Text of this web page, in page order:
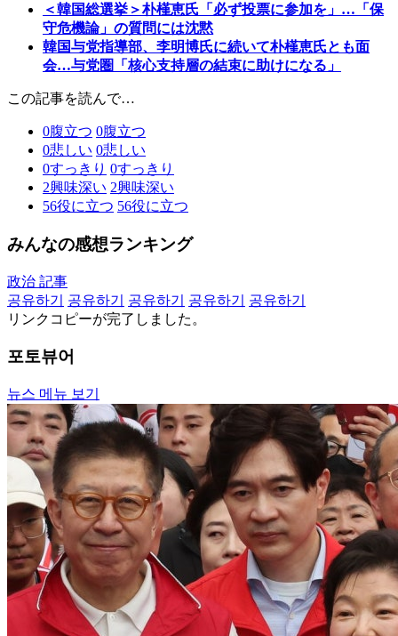
＜韓国総選挙＞朴槿恵氏「必ず投票に参加を」…「保
守危機論」の質問には沈黙
韓国与党指導部、李明博氏に続いて朴槿恵氏とも面
会…与党圏「核心支持層の結束に助けになる」
この記事を読んで…
0腹立つ 0腹立つ
0悲しい 0悲しい
0すっきり 0すっきり
2興味深い 2興味深い
56役に立つ 56役に立つ
みんなの感想ランキング
政治 記事
공유하기
공유하기 공유하기 공유하기
공유하기
リンクコピーが完了しました。
포토뷰어
뉴스 메뉴 보기